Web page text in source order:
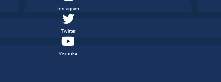
Instagram
Twitter
Youtube